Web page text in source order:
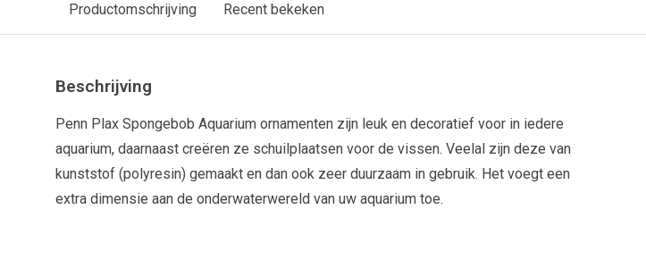
Productomschrijving Recent bekeken
Beschrijving
Penn Plax Spongebob Aquarium ornamenten zijn leuk en decoratief voor in iedere
aquarium, daarnaast creëren ze schuilplaatsen voor de vissen. Veelal zijn deze van
kunststof (polyresin) gemaakt en dan ook zeer duurzaam in gebruik. Het voegt een
extra dimensie aan de onderwaterwereld van uw aquarium toe.